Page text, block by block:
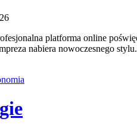
platforma online
nabiera nowoczesnego